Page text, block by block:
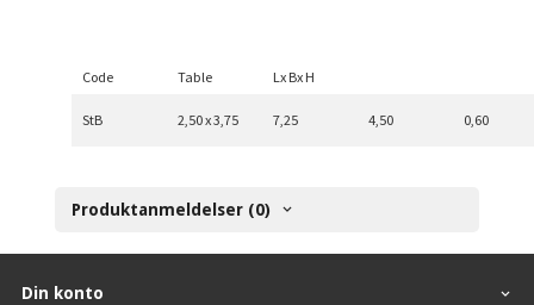
Code Table Lx Bx H
StB 2,50 x 3,75 7,25 4,50 0,60
Produktanmeldelser (0)
Din konto